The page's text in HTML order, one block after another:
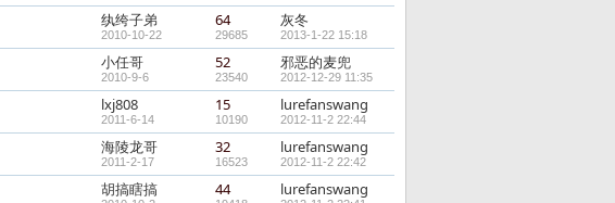
纨绔子弟
2010-10-22
64
29685
灰冬
2013-1-22 15:18
小任哥
2010-9-6
52
23540
邪恶的麦兜
2012-12-29 11:35
lxj808
2011-6-14
15
10190
lurefanswang
2012-11-2 22:44
海陵龙哥
2011-2-17
32
16523
lurefanswang
2012-11-2 22:42
胡搞瞎搞 44 lurefanswang